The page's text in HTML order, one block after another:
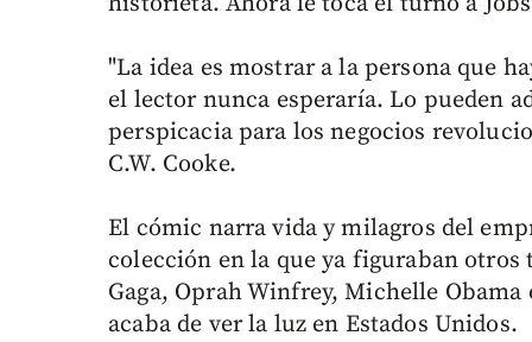
"La idea es mostrar a la persona que
el lector nunca esperaría. Lo pueden
perspicacia para los negocios
C.W. Cooke.
El cómic narra vida y milagros del
colección en la que ya figuraban otros
Gaga, Oprah Winfrey, Michelle
acaba de ver la luz en Estados Unidos.